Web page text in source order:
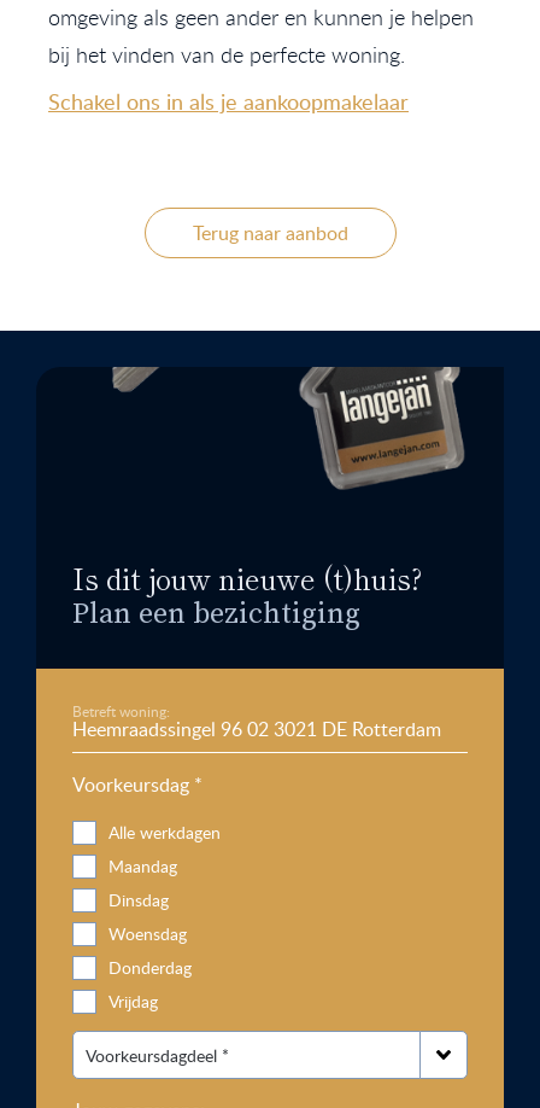
omgeving als geen ander en kunnen je helpen
bij het vinden van de perfecte woning.
Schakel ons in als je aankoopmakelaar
Terug naar aanbod
Is dit jouw nieuwe (t)huis?
Plan een bezichtiging
Betreft woning:
Voorkeursdag *
Alle werkdagen
Maandag
Dinsdag
Woensdag
Donderdag
Vrijdag